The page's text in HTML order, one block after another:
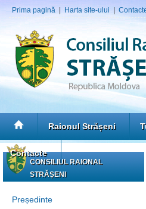
Prima pagină Harta site-ului
Raionul Strășeni
Contacte
CONSILIUL RAIONAL
STRĂȘENI
Președinte